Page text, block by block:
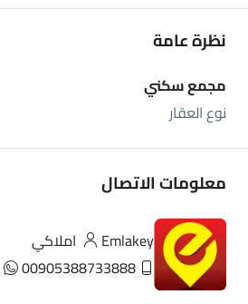
نظرة عامة
مجمع سكني
نوع العقار
معلومات الاتصال
Emlakey املاكي
00905388733888